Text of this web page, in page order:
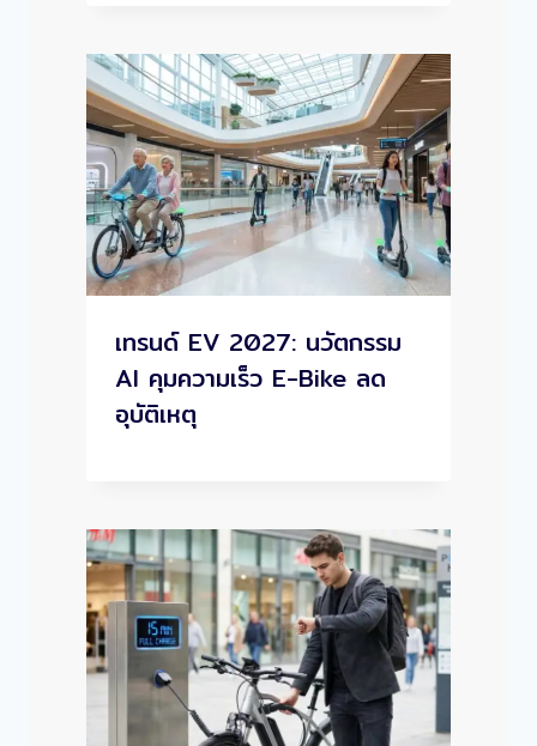
เทรนด์ EV 2027: นวัตกรรม
AI คุมความเร็ว E-Bike ลด
อุบัติเหตุ